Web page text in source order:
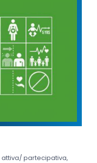
attiva/ partecipativa,